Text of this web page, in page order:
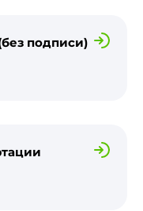
подписи)